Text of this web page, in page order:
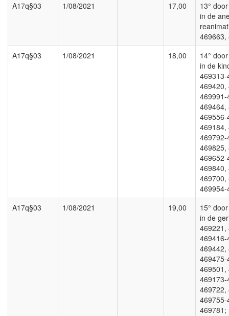
A17q§03
1/08/2021 17,00
13°
in de
469663,
A17q§03
1/08/2021 18,00
14°
in de
469420,
469464,
469184,
469825,
469840,
469700,
A17q§03
1/08/2021 19,00
15°
in de
469221,
469442,
469501,
469722,
469781;